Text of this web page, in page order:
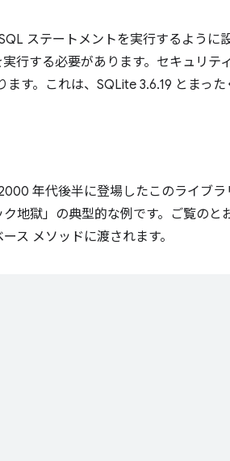
ステートメントを実行するように
行する必要があります。セキュリ
す。これは、SQLite 3.6.19 とまっ
年代後半に登場したこのライブ
地獄」の典型的な例です。ご覧のと
ス メソッドに渡されます。